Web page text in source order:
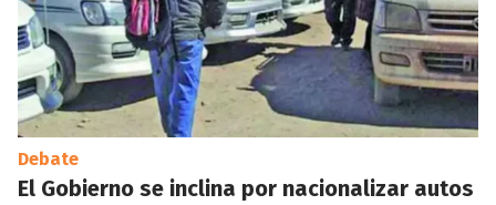
Debate
El Gobierno se inclina por nacionalizar autos